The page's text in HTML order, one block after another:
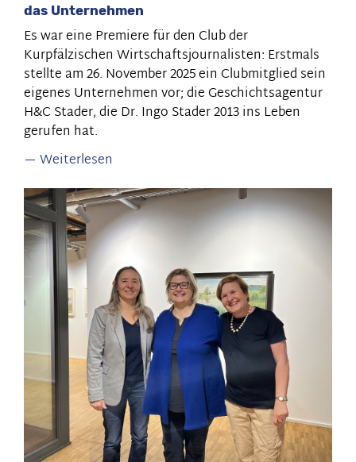
das Unternehmen
Es war eine Premiere für den Club der
Kurpfälzischen Wirtschaftsjournalisten: Erstmals
stellte am 26. November 2025 ein Clubmitglied sein
eigenes Unternehmen vor; die Geschichtsagentur
H&C Stader, die Dr. Ingo Stader 2013 ins Leben
gerufen hat.
Weiterlesen
Besuch
bei
H&C
Stader:
Geschichtskommunikation
als
Mehrwert
für
das
Unternehmen